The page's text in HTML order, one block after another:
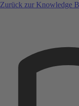
Zurück zur Knowledge